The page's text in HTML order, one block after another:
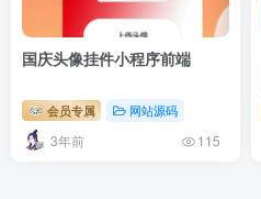
国庆头像挂件小程序前端
会员专属 网站源码
3年前 115